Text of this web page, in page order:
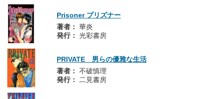
Prisoner プリズナー
著者： 華炎
発行： 光彩書房
PRIVATE 男らの優雅な生活
著者： 不破慎理
発行： 二見書房